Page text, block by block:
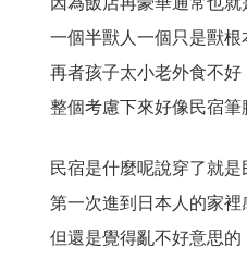
一個半獸人一個只是獸
再者孩子太小老外食不
整個考慮下來好像民宿筆
民宿是什麼呢說穿了就是
第一次進到日本人的家
但還是覺得亂不好意思